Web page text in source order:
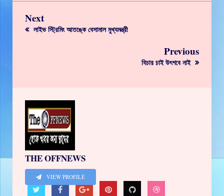
Next
লাইভ স্ট্রিমিং আতঙ্কে বেসামাল মুখ্যমন্ত্রী
Previous
বিচার চাই উৎশবে নাই
THE OFFNEWS
VIEW PROFILE